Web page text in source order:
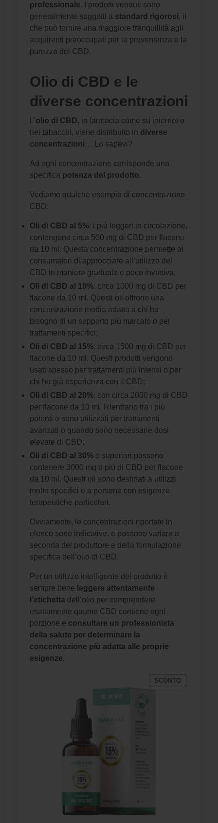
professionale. I prodotti venduti sono
generalmente soggetti a standard rigorosi, il
che può fornire una maggiore tranquillità agli
acquirenti preoccupati per la provenienza e la
purezza del CBD.
Olio di CBD e le
diverse concentrazioni
L’olio di CBD, in farmacia come su internet o
nei tabacchi, viene distribuito in diverse
concentrazioni… Lo sapevi?
Ad ogni concentrazione corrisponde una
specifica potenza del prodotto.
Vediamo qualche esempio di concentrazione
CBD:
Oli di CBD al 5%: i più leggeri in circolazione,
contengono circa 500 mg di CBD per flacone
da 10 ml. Questa concentrazione permette ai
consumatori di approcciare all’utilizzo del
CBD in maniera graduale e poco invasiva;
Oli di CBD al 10%: circa 1000 mg di CBD per
flacone da 10 ml. Questi oli offrono una
concentrazione media adatta a chi ha
bisogno di un supporto più marcato o per
trattamenti specifici;
Oli di CBD al 15%: circa 1500 mg di CBD per
flacone da 10 ml. Questi prodotti vengono
usati spesso per trattamenti più intensi o per
chi ha già esperienza con il CBD;
Oli di CBD al 20%: con circa 2000 mg di CBD
per flacone da 10 ml. Rientrano tra i più
potenti e sono utilizzati per trattamenti
avanzati o quando sono necessarie dosi
elevate di CBD;
Oli di CBD al 30% o superiori:possono
contenere 3000 mg o più di CBD per flacone
da 10 ml. Questi oli sono destinati a utilizzi
molto specifici e a persone con esigenze
terapeutiche particolari.
Ovviamente, le concentrazioni riportate in
elenco sono indicative, e possono variare a
seconda del produttore e della formulazione
specifica dell’olio di CBD.
Per un utilizzo intelligente del prodotto è
sempre bene leggere attentamente
l’etichetta dell’olio per comprendere
esattamente quanto CBD contiene ogni
porzione e consultare un professionista
della salute per determinare la
concentrazione più adatta alle proprie
esigenze.
SCONTOPRODOTTO
IN